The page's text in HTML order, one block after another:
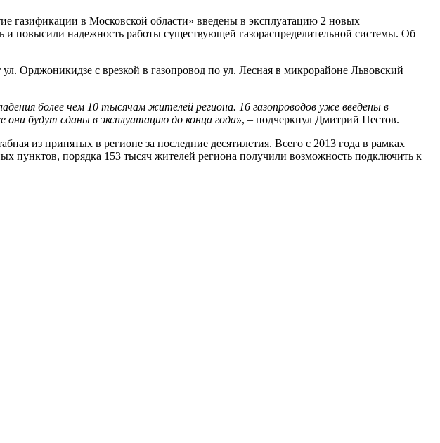
газификации в Московской области» введены в эксплуатацию 2 новых
повысили надежность работы существующей газораспределительной системы. Об
Орджоникидзе с врезкой в газопровод по ул. Лесная в микрорайоне Львовский
более чем 10 тысячам жителей региона. 16 газопроводов уже введены в
будут сданы в эксплуатацию до конца года», – подчеркнул Дмитрий Пестов.
из принятых в регионе за последние десятилетия. Всего с 2013 года в рамках
пунктов, порядка 153 тысяч жителей региона получили возможность подключить к